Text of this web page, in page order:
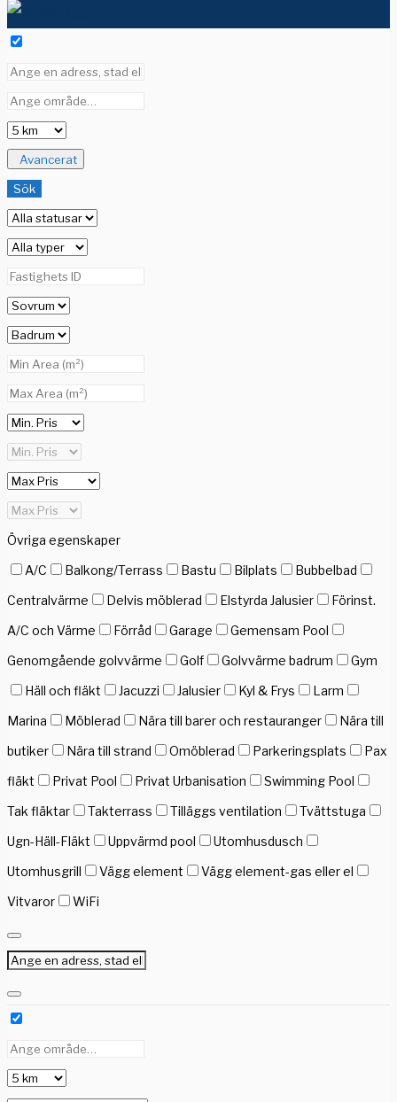
Avancerat
Sök
Övriga egenskaper
A/C
Balkong/Terrass Bastu Bilplats
Bubbelbad
Centralvärme
Delvis möblerad Elstyrda Jalusier
Förinst.
A/C och Värme
Förråd Garage
Gemensam Pool
Genomgående golvvärme
Golf Golvvärme badrum
Gym
Häll och fläkt
Jacuzzi Jalusier Kyl & Frys
Larm
Marina
Möblerad Nära till barer och restauranger
Nära till
butiker
Nära till strand Omöblerad Parkeringsplats
Pax
fläkt
Privat Pool Privat Urbanisation
Swimming Pool
Tak fläktar
Takterrass Tilläggs ventilation
Tvättstuga
Ugn-Häll-Fläkt
Uppvärmd pool
Utomhusdusch
Utomhusgrill
Vägg element
Vägg element-gas eller el
Vitvaror
WiFi